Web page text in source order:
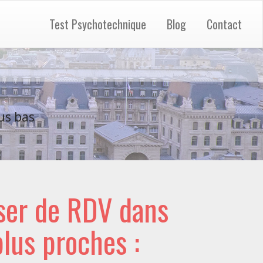
Test Psychotechnique Blog Contact
bas
de RDV dans
proches :